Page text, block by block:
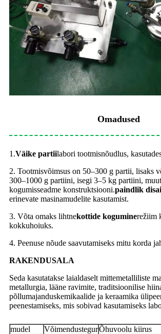
Omadused
1.Väike partiilabori tootmisnõudlus,
2. Tootmisvõimsus on 50–300 g partii, lisaks
300–1000 g partiini, isegi 3–5 kg partiini,
kogumisseadme konstruktsiooni.paindlik
erinevate masinamudelite kasutamist.
3. Võta omaks lihtnekottide koguminerežiim
kokkuhoiuks.
4. Peenuse nõude saavutamiseks mitu korda
RAKENDUSALA
Seda kasutatakse laialdaselt mittemetalliliste
metallurgia, lääne ravimite, traditsioonilise
põllumajanduskemikaalide ja keraamika
peenestamiseks, mis sobivad kasutamiseks
mudel VõimendustegurÕhuvoolu kiirus